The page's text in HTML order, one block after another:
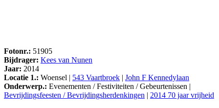
Fotonr.: 51905
Bijdrager: Kees van Nunen
Jaar: 2014
Locatie 1.: Woensel | 543 Vaartbroek | John F Kennedylaan
Onderwerp.: Evenementen / Festiviteiten / Gebeurtenissen |
Bevrijdingsfeesten / Bevrijdingsherdenkingen | 2014 70 jaar vrijheid